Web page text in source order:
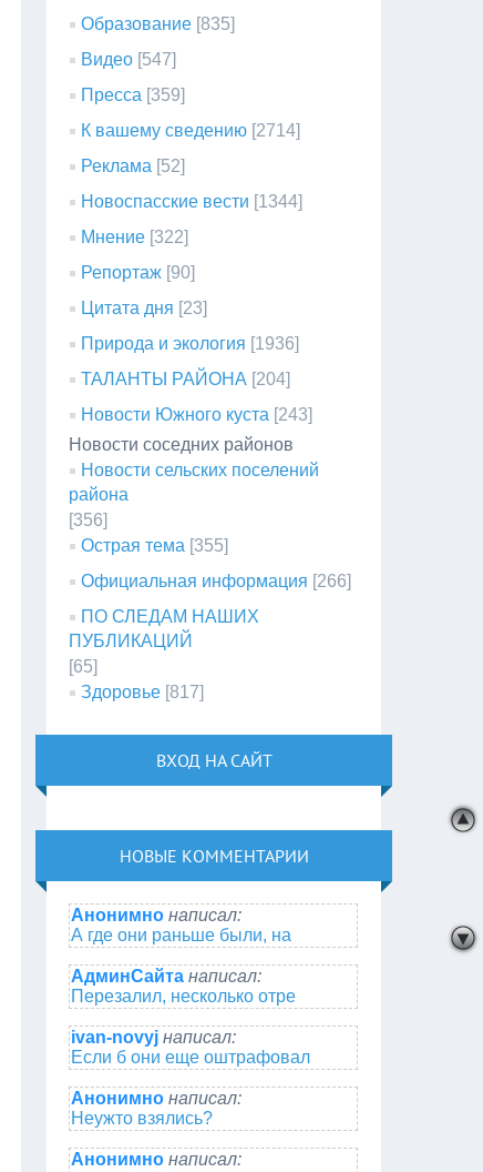
Образование [835]
Видео [547]
Пресса [359]
К вашему сведению [2714]
Реклама [52]
Новоспасские вести [1344]
Мнение [322]
Репортаж [90]
Цитата дня [23]
Природа и экология [1936]
ТАЛАНТЫ РАЙОНА [204]
Новости Южного куста [243]
Новости соседних районов
Новости сельских поселений
района
[356]
Острая тема [355]
Официальная информация [266]
ПО СЛЕДАМ НАШИХ
ПУБЛИКАЦИЙ
[65]
Здоровье [817]
ВХОД НА САЙТ
НОВЫЕ КОММЕНТАРИИ
Анонимно написал:
А где они раньше были, на
АдминСайта написал:
Перезалил, несколько отре
ivan-novyj написал:
Если б они еще оштрафовал
Анонимно написал:
Неужто взялись?
Анонимно написал: